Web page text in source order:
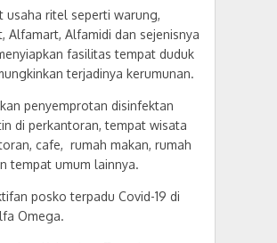
usaha ritel seperti warung,
Alfamart, Alfamidi dan sejenisnya
fasilitas tempat duduk
terjadinya kerumunan.
penyemprotan disinfektan
di perkantoran, tempat wisata
cafe, rumah makan, rumah
tempat umum lainnya.
posko terpadu Covid-19 di
Omega.